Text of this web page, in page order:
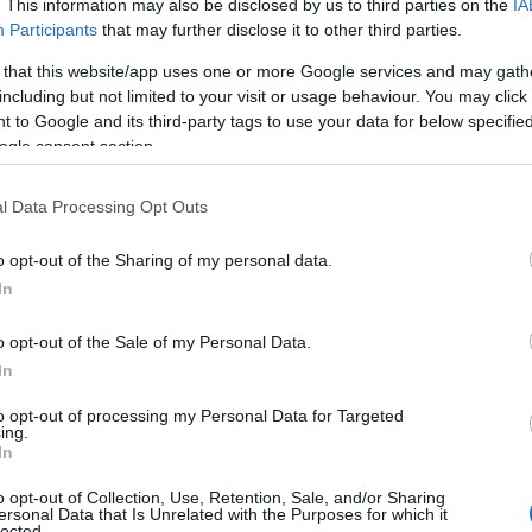
This information may also be disclosed by us to third parties on the
Participants that may further disclose it to other third parties.
that this website/app uses one or more Google services and may
but not limited to your visit or usage behaviour. You may
to Google and its third-party tags to use your data for below
consent section.
Data Processing Opt Outs
opt-out of the Sharing of my personal data.
opt-out of the Sale of my Personal Data.
opt-out of processing my Personal Data for Targeted
opt-out of Collection, Use, Retention, Sale, and/or Sharing
Data that Is Unrelated with the Purposes for which it
Εξάλλου, τι είναι ο «θάνατος» της αναλογικής
του μέλλοντος είναι, του έξω από δω, του ως
που κάποιος ψάχνει τον προσωπικό του
το τώρα, για το πώς επιβιώνουμε σε υπόγεια και
που δεν ρυτίδιασε και έμεινε για πάντα νέο.
αλλά στην επανάληψη της μνήμης που τον
νιώθεις το χάδι της μουσικής και την αγάπη
που σκρολάρει ασταμάτητα στο Tik Tok,
οι γενιές προχωράνε και στέκονται σε αυτόν
λόγου, σε όλες τις μορφές του, και τη
δεν συγκινούμασταν; Τι άνθρωποι θα ήμασταν
που επιβεβαιώνει την ομορφιά μας;